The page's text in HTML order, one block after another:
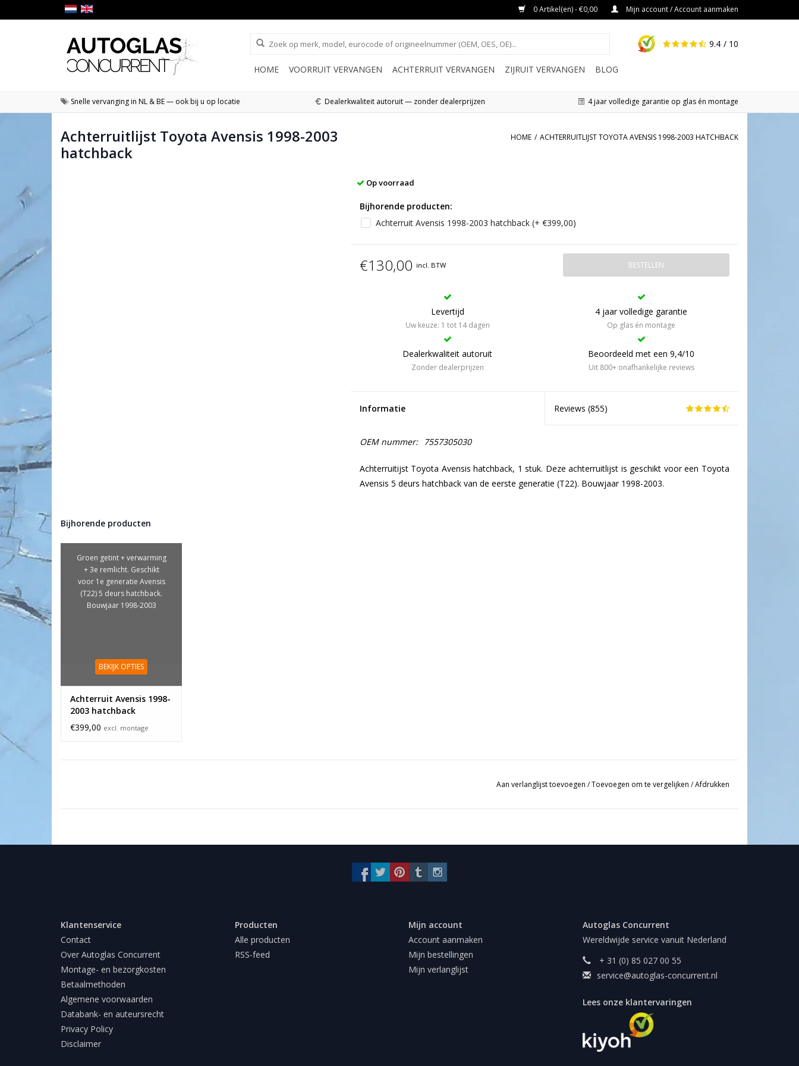
0 Artikel(en) - €0,00 Mijn account / Account aanmaken
9.4 / 10
HOME VOORRUIT VERVANGEN ACHTERRUIT VERVANGEN ZIJRUIT VERVANGEN BLOG
Snelle vervanging in NL & BE — ook bij u op locatie Dealerkwaliteit autoruit — zonder dealerprijzen 4 jaar volledige garantie op glas én montage
Achterruitlijst Toyota Avensis 1998-2003
hatchback
HOME / ACHTERRUITLIJST TOYOTA AVENSIS 1998-2003 HATCHBACK
Op voorraad
Bijhorende producten:
Achterruit Avensis 1998-2003 hatchback (+ €399,00)
€130,00 incl. BTW BESTELLEN
Levertijd
Uw keuze: 1 tot 14 dagen
4 jaar volledige garantie
Op glas én montage
Dealerkwaliteit autoruit
Zonder dealerprijzen
Beoordeeld met een 9,4/10
Uit 800+ onafhankelijke reviews
Informatie Reviews (855)
OEM nummer: 7557305030
Achterruitijst Toyota Avensis hatchback, 1 stuk. Deze achterruitlijst is geschikt voor een Toyota
Avensis 5 deurs hatchback van de eerste generatie (T22). Bouwjaar 1998-2003.
Bijhorende producten
Groen getint + verwarming
+ 3e remlicht. Geschikt
voor 1e generatie Avensis
(T22) 5 deurs hatchback.
Bouwjaar 1998-2003
BEKIJK OPTIES
Achterruit Avensis 1998-
2003 hatchback
€399,00 excl. montage
Aan verlanglijst toevoegen /Toevoegen om te vergelijken /Afdrukken
Klantenservice
Contact
Over Autoglas Concurrent
Montage- en bezorgkosten
Betaalmethoden
Algemene voorwaarden
Databank- en auteursrecht
Privacy Policy
Disclaimer
Producten
Alle producten
RSS-feed
Mijn account
Account aanmaken
Mijn bestellingen
Mijn verlanglijst
Autoglas Concurrent
Wereldwijde service vanuit Nederland
+ 31 (0) 85 027 00 55
service@autoglas-concurrent.nl
Lees onze klantervaringen